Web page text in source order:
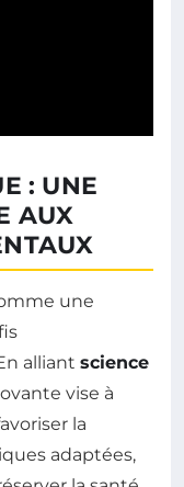
: UNE
AUX
une
alliant science
vise à
la
adaptées,